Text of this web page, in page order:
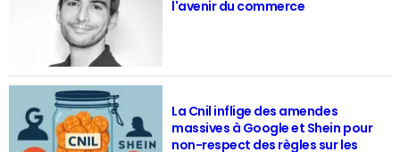
l'avenir du commerce
La Cnil inflige des amendes
massives à Google et Shein pour
non-respect des règles sur les